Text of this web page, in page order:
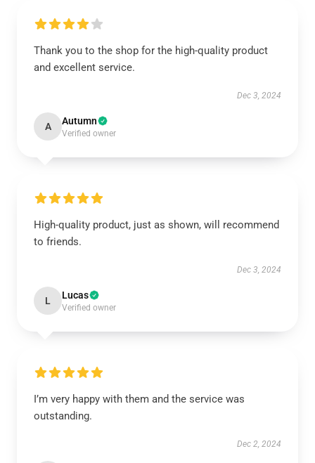
Thank you to the shop for the high-quality product
and excellent service.
Dec 3, 2024
A Autumn
Verified owner
High-quality product, just as shown, will recommend
to friends.
Dec 3, 2024
L Lucas
Verified owner
I’m very happy with them and the service was
outstanding.
Dec 2, 2024